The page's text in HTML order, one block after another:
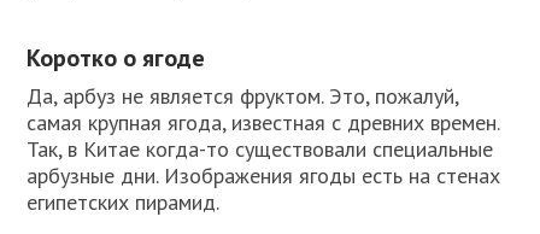
Коротко о ягоде
Да, арбуз не является фруктом. Это, пожалуй,
самая крупная ягода, известная с древних времен.
Так, в Китае когда-то существовали специальные
арбузные дни. Изображения ягоды есть на стенах
египетских пирамид.